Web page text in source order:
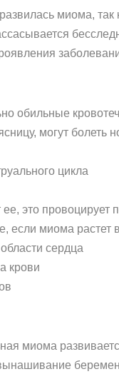
миома,
обильные
могут болеть
цикла
это провоцирует
если миома растет
сердца
крови
миома